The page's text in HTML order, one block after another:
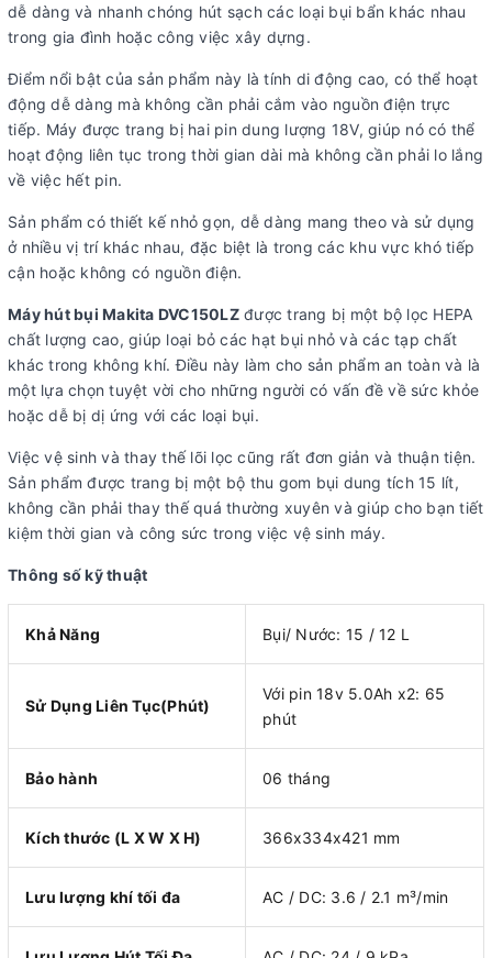
dễ dàng và nhanh chóng hút sạch các loại bụi bẩn khác nhau
trong gia đình hoặc công việc xây dựng.
Điểm nổi bật của sản phẩm này là tính di động cao, có thể hoạt
động dễ dàng mà không cần phải cắm vào nguồn điện trực
tiếp. Máy được trang bị hai pin dung lượng 18V, giúp nó có thể
hoạt động liên tục trong thời gian dài mà không cần phải lo lắng
về việc hết pin.
Sản phẩm có thiết kế nhỏ gọn, dễ dàng mang theo và sử dụng
ở nhiều vị trí khác nhau, đặc biệt là trong các khu vực khó tiếp
cận hoặc không có nguồn điện.
Máy hút bụi Makita DVC150LZđược trang bị một bộ lọc HEPA
chất lượng cao, giúp loại bỏ các hạt bụi nhỏ và các tạp chất
khác trong không khí. Điều này làm cho sản phẩm an toàn và là
một lựa chọn tuyệt vời cho những người có vấn đề về sức khỏe
hoặc dễ bị dị ứng với các loại bụi.
Việc vệ sinh và thay thế lõi lọc cũng rất đơn giản và thuận tiện.
Sản phẩm được trang bị một bộ thu gom bụi dung tích 15 lít,
không cần phải thay thế quá thường xuyên và giúp cho bạn tiết
kiệm thời gian và công sức trong việc vệ sinh máy.
Thông số kỹ thuật
Khả Năng Bụi/ Nước: 15 / 12 L
Sử Dụng Liên Tục(Phút)
Với pin 18v 5.0Ah x2: 65
phút
Bảo hành 06 tháng
Kích thước (L X W X H) 366x334x421 mm
Lưu lượng khí tối đa AC / DC: 3.6 / 2.1 m³/min